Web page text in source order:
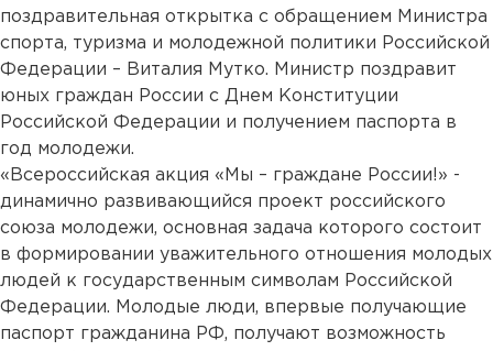
поздравительная открытка с обращением Министра
спорта, туризма и молодежной политики Российской
Федерации – Виталия Мутко. Министр поздравит
юных граждан России с Днем Конституции
Российской Федерации и получением паспорта в
год молодежи.
«Всероссийская акция «Мы – граждане России!» -
динамично развивающийся проект российского
союза молодежи, основная задача которого состоит
в формировании уважительного отношения молодых
людей к государственным символам Российской
Федерации. Молодые люди, впервые получающие
паспорт гражданина РФ, получают возможность